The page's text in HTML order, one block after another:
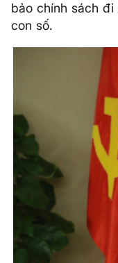
bảo chính sách
con số.